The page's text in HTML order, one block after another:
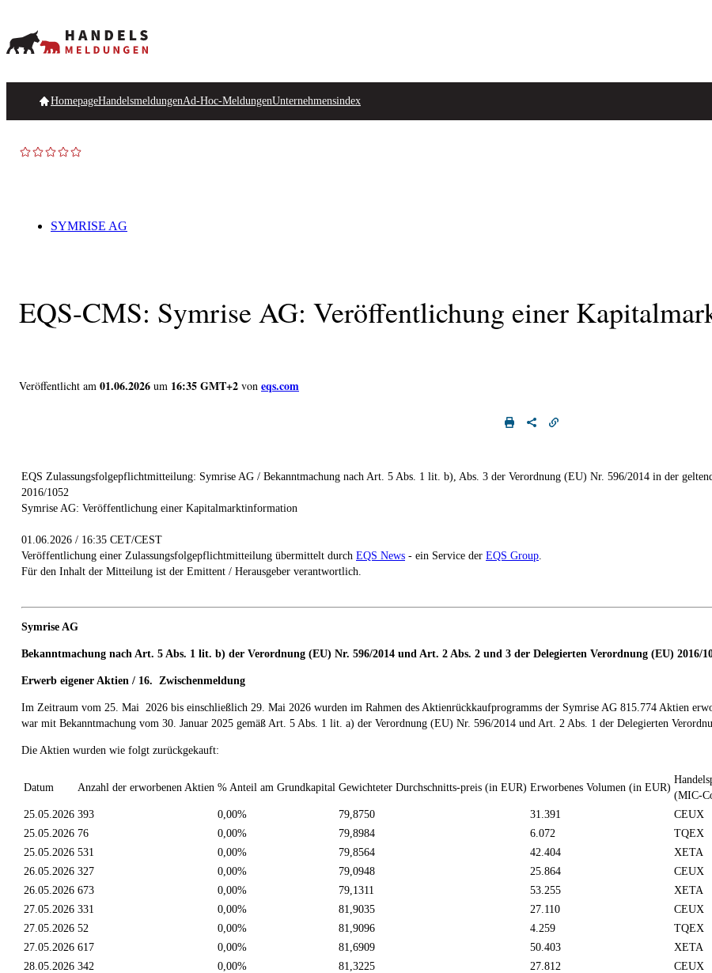
HomepageHandelsmeldungenAd-Hoc-MeldungenUnternehmensindex
SYMRISE AG
EQS-CMS: Symrise AG: Veröffentlichung einer
Veröffentlicht am 01.06.2026 um 16:35 GMT+2 von eqs.com
EQS Zulassungsfolgepflichtmitteilung: Symrise AG / Bekanntmachung nach Art. 5 Abs. 1 lit. b), Abs. 3 der Verordnung (EU) Nr. 596/2014 in der
2016/1052
Symrise AG: Veröffentlichung einer Kapitalmarktinformation
01.06.2026 / 16:35 CET/CEST
Veröffentlichung einer Zulassungsfolgepflichtmitteilung übermittelt durch EQS News - ein Service der EQS Group
Für den Inhalt der Mitteilung ist der Emittent / Herausgeber verantwortlich.
Symrise AG
Bekanntmachung nach Art. 5 Abs. 1 lit. b) der Verordnung (EU) Nr. 596/2014 und Art. 2 Abs. 2 und 3 der Delegierten Verordnung (EU) 2016/
Erwerb eigener Aktien / 16. Zwischenmeldung
Im Zeitraum vom 25. Mai 2026 bis einschließlich 29. Mai 2026 wurden im Rahmen des Aktienrückkaufprogramms der Symrise AG 815.774 Aktien
war mit Bekanntmachung vom 30. Januar 2025 gemäß Art. 5 Abs. 1 lit. a) der Verordnung (EU) Nr. 596/2014 und Art. 2 Abs. 1 der Delegierten
Die Aktien wurden wie folgt zurückgekauft:
Datum Anzahl der erworbenen Aktien % Anteil am Grundkapital Gewichteter Durchschnitts-preis (in EUR) Erworbenes Volumen (in EUR)
(MIC-
25.05.2026 393 0,00% 79,8750 31.391
CEUX
25.05.2026 76 0,00% 79,8984 6.072
TQEX
25.05.2026 531 0,00% 79,8564 42.404
XETA
26.05.2026 327 0,00% 79,0948 25.864
CEUX
26.05.2026 673 0,00% 79,1311 53.255
XETA
27.05.2026 331 0,00% 81,9035 27.110
CEUX
27.05.2026 52 0,00% 81,9096 4.259
TQEX
27.05.2026 617 0,00% 81,6909 50.403
XETA
28.05.2026 342 0,00% 81,3225 27.812
CEUX